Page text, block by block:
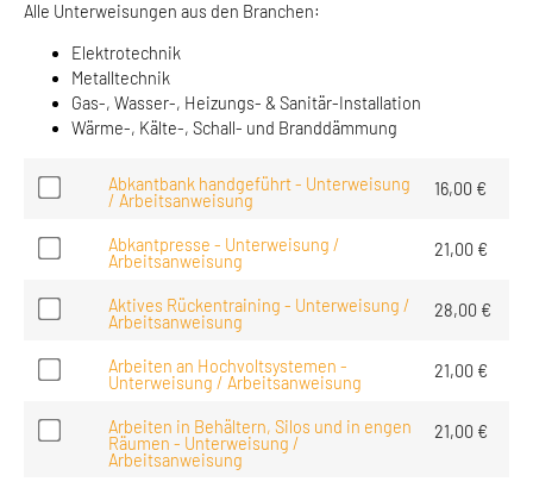
Alle Unterweisungen aus den Branchen:
Elektrotechnik
Metalltechnik
Gas-, Wasser-, Heizungs- & Sanitär-Installation
Wärme-, Kälte-, Schall- und Branddämmung
Abkantbank handgeführt - Unterweisung
/ Arbeitsanweisung
16,00 €
Abkantpresse - Unterweisung /
Arbeitsanweisung
21,00 €
Aktives Rückentraining - Unterweisung /
Arbeitsanweisung
28,00 €
Arbeiten an Hochvoltsystemen -
Unterweisung / Arbeitsanweisung
21,00 €
Arbeiten in Behältern, Silos und in engen
Räumen - Unterweisung /
Arbeitsanweisung
21,00 €